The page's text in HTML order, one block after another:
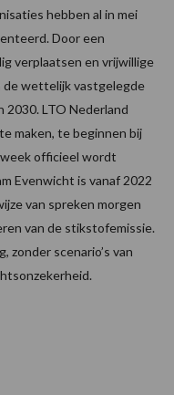
hebben al in mei
Door een
verplaatsen en vrijwillige
wettelijk vastgelegde
2030. LTO Nederland
maken, te beginnen bij
officieel wordt
Evenwicht is vanaf 2022
van spreken morgen
van de stikstofemissie.
zonder scenario’s van